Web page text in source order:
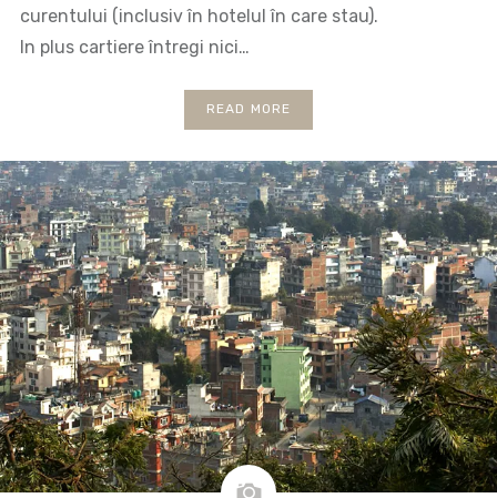
curentului (inclusiv în hotelul în care stau).
In plus cartiere întregi nici…
READ MORE